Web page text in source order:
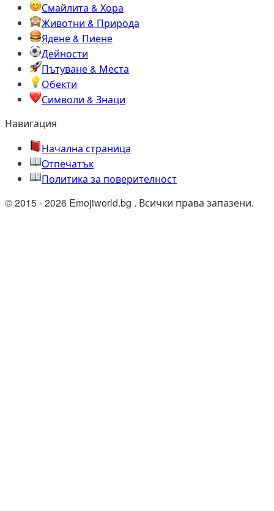
Смайлита & Хора
Животни & Природа
Ядене & Пиене
Дейности
Пътуване & Места
Обекти
Символи & Знаци
Навигация
Начална страница
Oтпечатък
Политика за поверителност
© 2015 - 2026 Emojiworld.bg . Всички права запазени.